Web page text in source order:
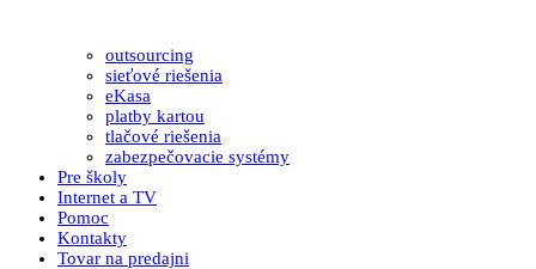
outsourcing
sieťové riešenia
eKasa
platby kartou
tlačové riešenia
zabezpečovacie systémy
Pre školy
Internet a TV
Pomoc
Kontakty
Tovar na predajni